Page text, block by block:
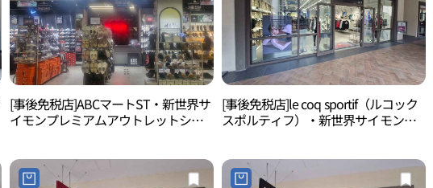
[事後免税店]ABCマートST・新世界サ
イモンプレミアムアウトレットシフ
[事後免税店]le coq sportif（ルコック
スポルティフ）・新世界サイモンプ
먼프리미엄아울렛 시흥점)